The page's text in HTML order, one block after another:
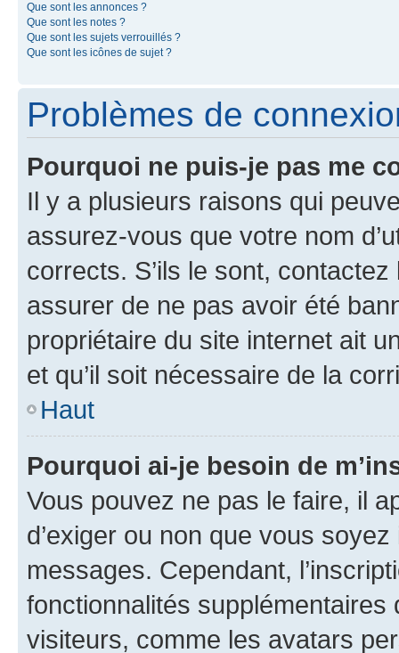
Que sont les annonces ?
Que sont les notes ?
Que sont les sujets verrouillés ?
Que sont les icônes de sujet ?
Problèmes de
Pourquoi ne puis-je pas me
Il y a plusieurs raisons qui
assurez-vous que votre nom
corrects. S’ils le sont,
assurer de ne pas avoir été
propriétaire du site internet ait
et qu’il soit nécessaire de la
Haut
Pourquoi ai-je besoin de
Vous pouvez ne pas le faire, il
d’exiger ou non que vous
messages. Cependant,
fonctionnalités
visiteurs, comme les avatars